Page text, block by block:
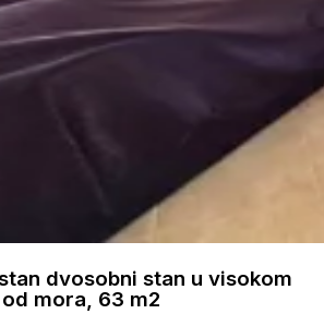
dvosobni stan u visokom
mora, 63 m2